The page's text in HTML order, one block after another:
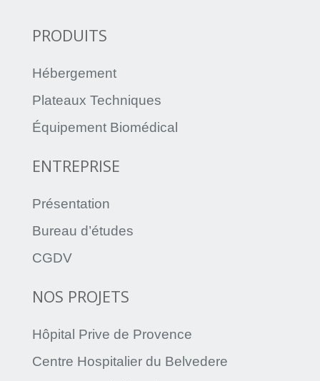
PRODUITS
Hébergement
Plateaux Techniques
Équipement Biomédical
ENTREPRISE
Présentation
Bureau d’études
CGDV
NOS PROJETS
Hôpital Prive de Provence
Centre Hospitalier du Belvedere